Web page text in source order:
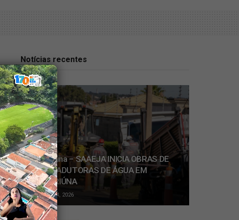
Notícias recentes
Jaguariúna – SAAEJA INICIA OBRAS DE
NOVAS ADUTORAS DE ÁGUA EM
JAGUARIÚNA
JULHO 14, 2026